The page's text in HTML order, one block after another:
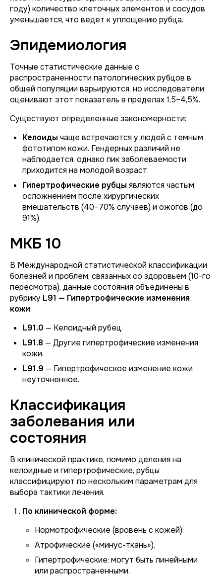
году) количество клеточных элементов и сосудов
уменьшается, что ведет к уплощению рубца.
Эпидемиология
Точные статистические данные о
распространенности патологических рубцов в
общей популяции варьируются, но исследователи
оценивают этот показатель в пределах 1,5–4,5%.
Существуют определенные закономерности:
Келоиды чаще встречаются у людей с темным
фототипом кожи. Гендерных различий не
наблюдается, однако пик заболеваемости
приходится на молодой возраст.
Гипертрофические рубцы являются частым
осложнением после хирургических
вмешательств (40–70% случаев) и ожогов (до
91%).
МКБ 10
В Международной статистической классификации
болезней и проблем, связанных со здоровьем (10-го
пересмотра), данные состояния объединены в
рубрику L91 — Гипертрофические изменения
кожи:
L91.0 — Келоидный рубец.
L91.8 — Другие гипертрофические изменения
кожи.
L91.9 — Гипертрофическое изменение кожи
неуточненное.
Классификация
заболевания или
состояния
В клинической практике, помимо деления на
келоидные и гипертрофические, рубцы
классифицируют по нескольким параметрам для
выбора тактики лечения.
По клинической форме:
Нормотрофические (вровень с кожей).
Атрофические («минус-ткань»).
Гипертрофические: могут быть линейными
или распространенными.